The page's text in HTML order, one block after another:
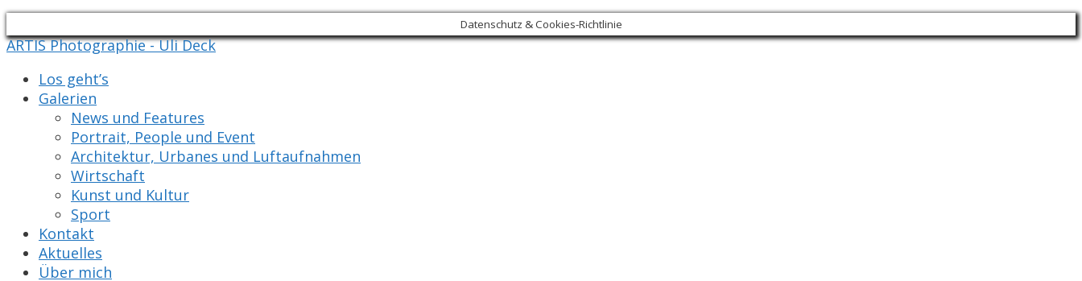
Datenschutz & Cookies-Richtlinie
ARTIS Photographie - Uli Deck
Los geht’s
Galerien
News und Features
Portrait, People und Event
Architektur, Urbanes und Luftaufnahmen
Wirtschaft
Kunst und Kultur
Sport
Kontakt
Aktuelles
Über mich